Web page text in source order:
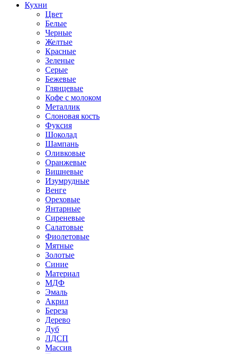
Кухни
Цвет
Белые
Черные
Желтые
Красные
Зеленые
Серые
Бежевые
Глянцевые
Кофе с молоком
Металлик
Слоновая кость
Фуксия
Шоколад
Шампань
Оливковые
Оранжевые
Вишневые
Изумрудные
Венге
Ореховые
Янтарные
Сиреневые
Салатовые
Фиолетовые
Мятные
Золотые
Синие
Материал
МДФ
Эмаль
Акрил
Береза
Дерево
Дуб
ЛДСП
Массив